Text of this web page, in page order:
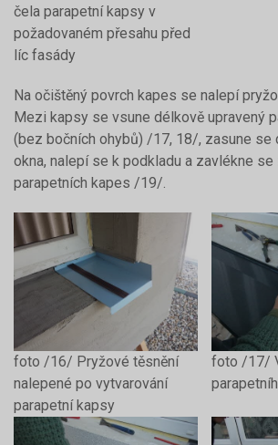
čela parapetní kapsy v
požadovaném přesahu před
líc fasády
Na očištěný povrch kapes se nalepí
Mezi kapsy se vsune délkově upravený
(bez bočních ohybů) /17, 18/, zasune se
okna, nalepí se k podkladu a zavlékne se
parapetních kapes /19/.
foto /16/ Pryžové těsnění
nalepené po vytvarování
parapetní kapsy
foto /17/